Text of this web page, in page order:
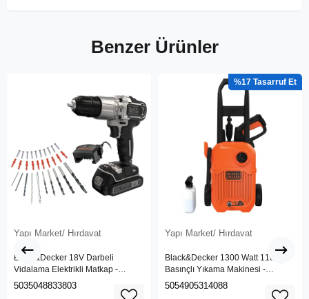
Benzer Ürünler
Yapı Market/ Hırdavat
Black&Decker 18V Darbeli
Vidalama Elektrikli Matkap -
BDCHD18SC1K-QW
5035048833803
Yapı Market/ Hırdavat
Black&Decker 1300 Watt 110 Bar
Basınçlı Yıkama Makinesi -
(BEPW1300L-QS)
5054905314088
%17